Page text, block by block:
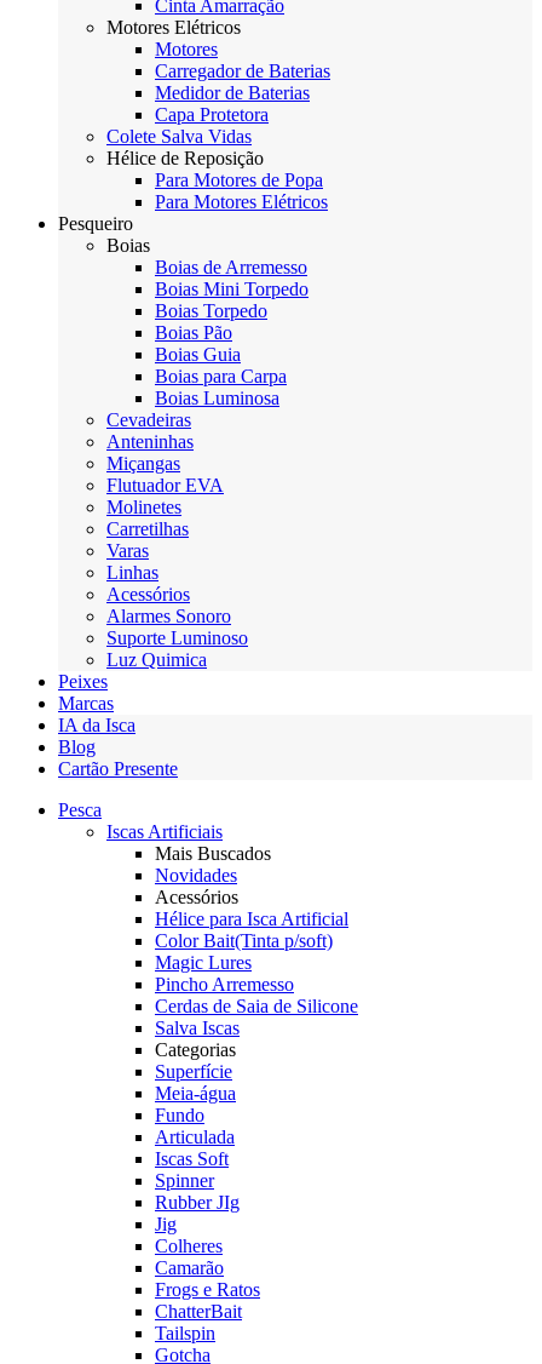
Cinta Amarração
Motores Elétricos
Motores
Carregador de Baterias
Medidor de Baterias
Capa Protetora
Colete Salva Vidas
Hélice de Reposição
Para Motores de Popa
Para Motores Elétricos
Pesqueiro
Boias
Boias de Arremesso
Boias Mini Torpedo
Boias Torpedo
Boias Pão
Boias Guia
Boias para Carpa
Boias Luminosa
Cevadeiras
Anteninhas
Miçangas
Flutuador EVA
Molinetes
Carretilhas
Varas
Linhas
Acessórios
Alarmes Sonoro
Suporte Luminoso
Luz Quimica
Peixes
Marcas
IA da Isca
Blog
Cartão Presente
Pesca
Iscas Artificiais
Mais Buscados
Novidades
Acessórios
Hélice para Isca Artificial
Color Bait(Tinta p/soft)
Magic Lures
Pincho Arremesso
Cerdas de Saia de Silicone
Salva Iscas
Categorias
Superfície
Meia-água
Fundo
Articulada
Iscas Soft
Spinner
Rubber JIg
Jig
Colheres
Camarão
Frogs e Ratos
ChatterBait
Tailspin
Gotcha